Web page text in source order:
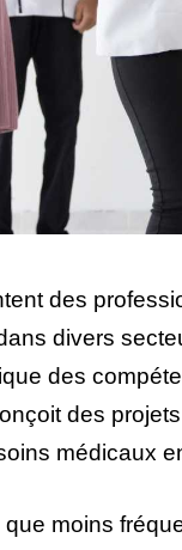
des
divers
des
des
médicaux
moins